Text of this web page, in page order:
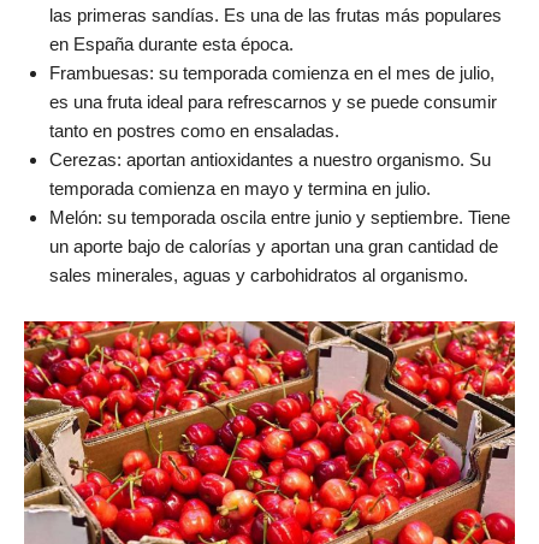
las primeras sandías. Es una de las frutas más populares
en España durante esta época.
Frambuesas: su temporada comienza en el mes de julio,
es una fruta ideal para refrescarnos y se puede consumir
tanto en postres como en ensaladas.
Cerezas: aportan antioxidantes a nuestro organismo. Su
temporada comienza en mayo y termina en julio.
Melón: su temporada oscila entre junio y septiembre. Tiene
un aporte bajo de calorías y aportan una gran cantidad de
sales minerales, aguas y carbohidratos al organismo.